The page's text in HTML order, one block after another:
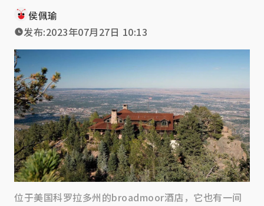
侯佩瑜
发布:2023年07月27日 10:13
位于美国科罗拉多州的broadmoor酒店，它也有一间